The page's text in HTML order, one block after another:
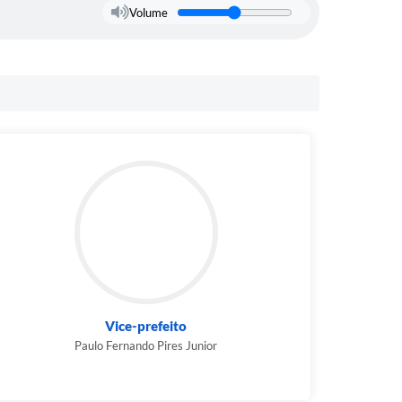
Volume
Vice-prefeito
Paulo Fernando Pires Junior